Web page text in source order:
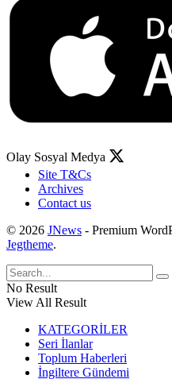
Olay Sosyal Medya
Site T&Cs
Archives
Contact us
© 2026 JNews - Premium
Jegtheme.
No Result
View All Result
KATEGORİLER
Seri İlanlar
Toplum Haberleri
İngiltere Gündemi